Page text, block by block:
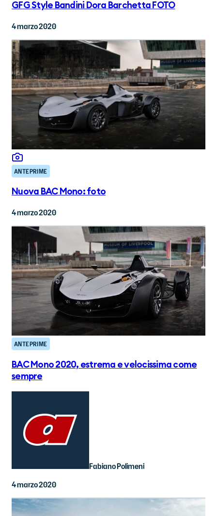
GFG Style Bandini Dora Barchetta FOTO
4 marzo 2020
ANTEPRIME
Nuova BAC Mono: foto
4 marzo 2020
ANTEPRIME
BAC Mono 2020, estrema e velocissima come
sempre
Fabiano Polimeni
4 marzo 2020